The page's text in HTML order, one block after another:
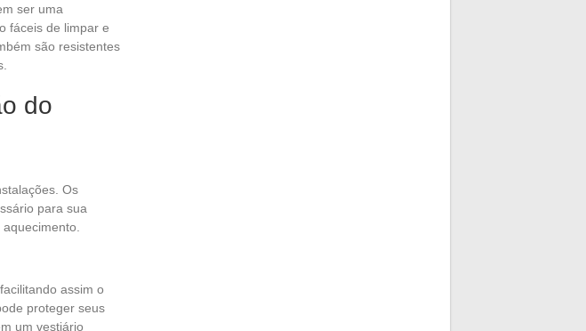
ser uma
fáceis de limpar e
são resistentes
do
Os
para sua
assim o
proteger seus
um vestiário